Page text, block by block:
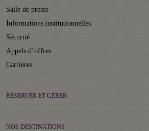
Salle de presse
Informations institutionnelles
Sécurité
Appels d’offres
Carrières
RÉSERVER ET GÉRER
NOS DESTINATIONS